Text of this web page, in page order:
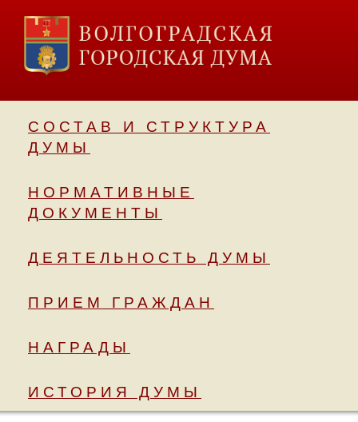
СОСТАВ И СТРУКТУРА
ДУМЫ
НОРМАТИВНЫЕ
ДОКУМЕНТЫ
ДЕЯТЕЛЬНОСТЬ ДУМЫ
ПРИЕМ ГРАЖДАН
НАГРАДЫ
ИСТОРИЯ ДУМЫ